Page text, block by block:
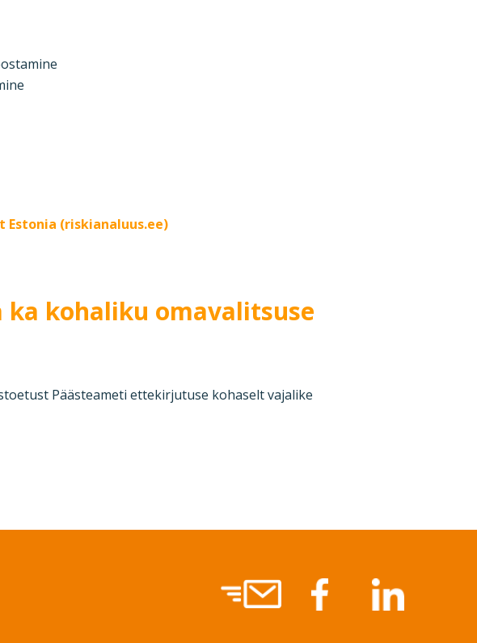
Estonia (riskianaluus.ee)
kohaliku omavalitsuse
Päästeameti ettekirjutuse kohaselt vajalike